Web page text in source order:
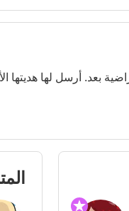
بعد. أرسل لها هديتها